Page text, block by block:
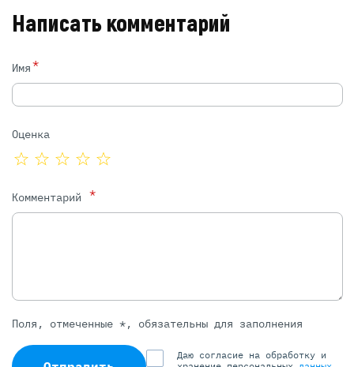
Написать комментарий
Имя*
Оценка
Комментарий *
Поля, отмеченные *, обязательны для заполнения
Даю согласие на обработку и